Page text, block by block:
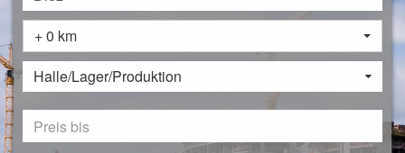
+ 0 km
Halle/Lager/Produktion